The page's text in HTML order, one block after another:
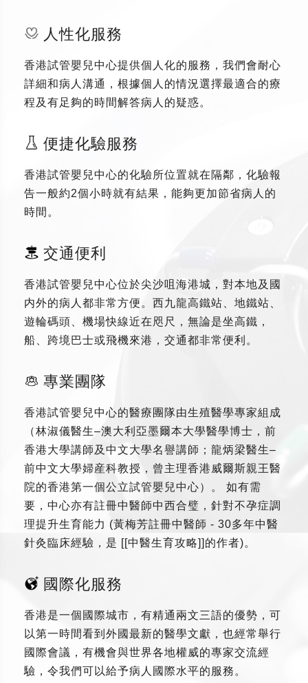
人性化服務
香港試管嬰兒中心提供個人化的服務，我們會耐心
詳細和病人溝通，根據個人的情況選擇最適合的療
程及有足夠的時間解答病人的疑惑。
便捷化驗服務
香港試管嬰兒中心的化驗所位置就在隔鄰，化驗報
告一般約2個小時就有結果，能夠更加節省病人的
時間。
交通便利
香港試管嬰兒中心位於尖沙咀海港城，對本地及國
内外的病人都非常方便。西九龍高鐵站、地鐵站、
遊輪碼頭、機場快線近在咫尺，無論是坐高鐵，
船、跨境巴士或飛機來港，交通都非常便利。
專業團隊
香港試管嬰兒中心的醫療團隊由生殖醫學專家組成
（林淑儀醫生–澳大利亞墨爾本大學醫學博士，前
香港大學講師及中文大學名譽講師；龍炳梁醫生–
前中文大學婦産科教授，曾主理香港威爾斯親王醫
院的香港第一個公立試管嬰兒中心）。 如有需
要，中心亦有註冊中醫師中西合璧，針對不孕症調
理提升生育能力 (黃梅芳註冊中醫師 - 30多年中醫
針灸臨床經驗，是 [[中醫生育攻略]]的作者)。
國際化服務
香港是一個國際城市，有精通兩文三語的優勢，可
以第一時間看到外國最新的醫學文獻，也經常舉行
國際會議，有機會與世界各地權威的專家交流經
驗，令我們可以給予病人國際水平的服務。